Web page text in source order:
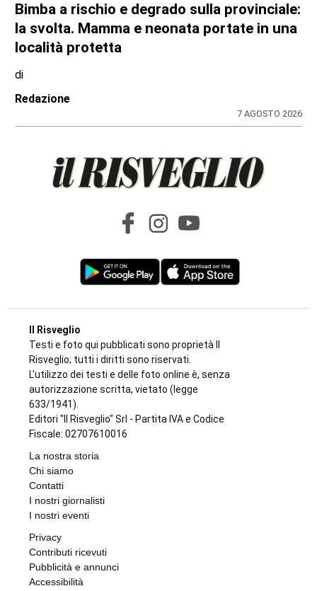
Bimba a rischio e degrado sulla provinciale:
la svolta. Mamma e neonata portate in una
località protetta
di
Redazione
7 AGOSTO 2026
Il Risveglio
Testi e foto qui pubblicati sono proprietà Il
Risveglio; tutti i diritti sono riservati.
L'utilizzo dei testi e delle foto online è, senza
autorizzazione scritta, vietato (legge
633/1941).
Editori "Il Risveglio" Srl - Partita IVA e Codice
Fiscale: 02707610016
La nostra storia
Chi siamo
Contatti
I nostri giornalisti
I nostri eventi
Privacy
Contributi ricevuti
Pubblicità e annunci
Accessibilità